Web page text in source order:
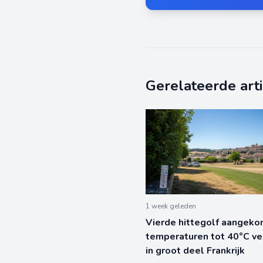
Gerelateerde
1 week geleden
Vierde hittegolf
temperaturen tot 40°C
in groot deel Frankrijk